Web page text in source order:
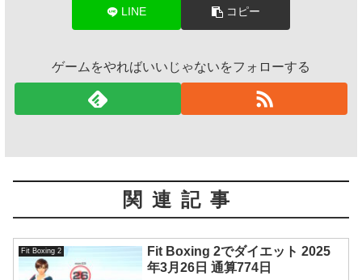
LINE コピー
ゲームをやればいいじゃないをフォローする
関連記事
Fit Boxing 2
Fit Boxing 2でダイエット 2025
年3月26日 通算774日